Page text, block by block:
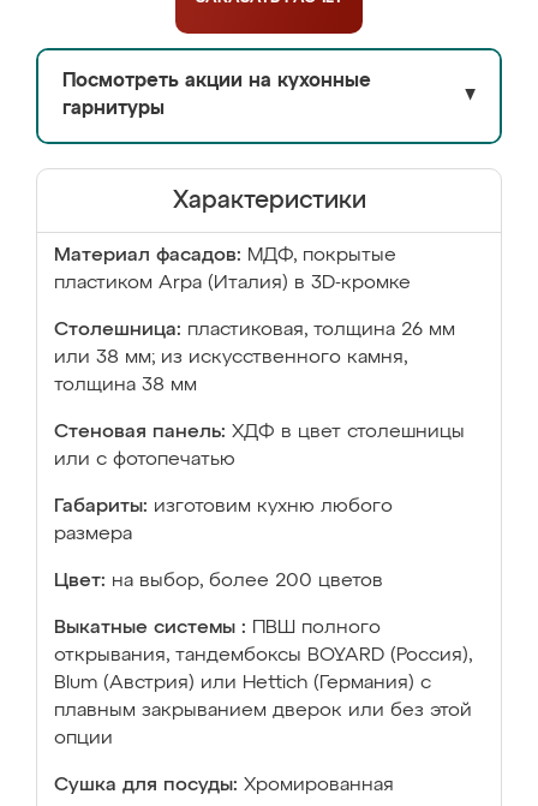
Посмотреть акции на кухонные
гарнитуры
▼
Характеристики
Материал фасадов: МДФ, покрытые
пластиком Arpa (Италия) в 3D-кромке
Столешница: пластиковая, толщина 26 мм
или 38 мм; из искусственного камня,
толщина 38 мм
Стеновая панель: ХДФ в цвет столешницы
или с фотопечатью
Габариты: изготовим кухню любого
размера
Цвет: на выбор, более 200 цветов
Выкатные системы :
ПВШ полного
открывания, тандембоксы BOYARD (Россия),
Blum (Австрия) или Hettich (Германия) с
плавным закрыванием дверок или без этой
опции
Сушка для посуды: Хромированная